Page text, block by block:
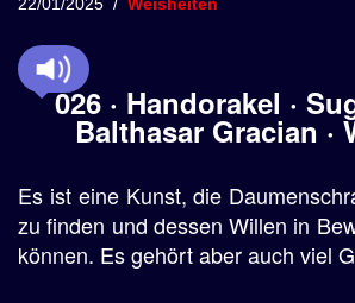
i
n
22/01/2025 Weisheiten
026 · Handorakel ·
Balthasar Gracian ·
Es ist eine Kunst, die
zu finden und dessen Willen in
können. Es gehört aber auch viel